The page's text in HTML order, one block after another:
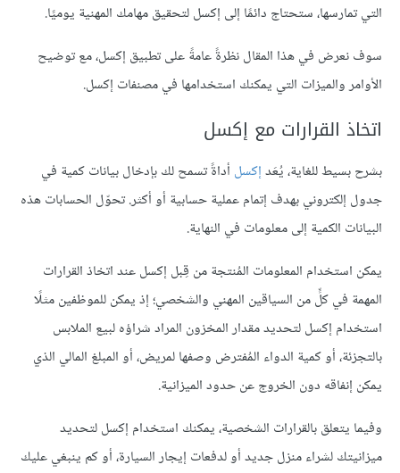
التي تمارسها، ستحتاج دائمًا إلى إكسل لتحقيق مهامك المهنية يوميًا.
سوف نعرض في هذا المقال نظرةً عامةً على تطبيق إكسل، مع توضيح
الأوامر والميزات التي يمكنك استخدامها في مصنفات إكسل.
اتخاذ القرارات مع إكسل
بشرح بسيط للغاية، يُعَدإكسل أداةً تسمح لك بإدخال بيانات كمية في
جدول إلكتروني بهدف إتمام عملية حسابية أو أكثر. تحوّل الحسابات هذه
البيانات الكمية إلى معلومات في النهاية.
يمكن استخدام المعلومات المُنتجة من قِبل إكسل عند اتخاذ القرارات
المهمة في كلٍّ من السياقين المهني والشخصي؛ إذ يمكن للموظفين مثلًا
استخدام إكسل لتحديد مقدار المخزون المراد شراؤه لبيع الملابس
بالتجزئة، أو كمية الدواء المُفترض وصفها لمريض، أو المبلغ المالي الذي
يمكن إنفاقه دون الخروج عن حدود الميزانية.
وفيما يتعلق بالقرارات الشخصية، يمكنك استخدام إكسل لتحديد
ميزانيتك لشراء منزل جديد أو لدفعات إيجار السيارة، أو كم ينبغي عليك